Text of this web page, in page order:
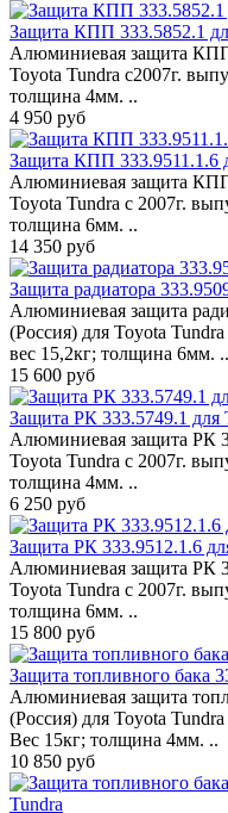
Защита КПП 333.5852.1
Алюминиевая защита
Toyota Tundra с2007г.
толщина 4мм. ..
4 950 руб
Защита КПП 333.9511.1.6
Алюминиевая защита
Toyota Tundra с 2007г.
толщина 6мм. ..
14 350 руб
Защита радиатора
Алюминиевая защита
(Россия) для Toyota
вес 15,2кг; толщина 6мм. ..
15 600 руб
Защита РК 333.5749.1 для
Алюминиевая защита РК
Toyota Tundra с 2007г.
толщина 4мм. ..
6 250 руб
Защита РК 333.9512.1.6
Алюминиевая защита РК
Toyota Tundra с 2007г.
толщина 6мм. ..
15 800 руб
Защита топливного бака
Алюминиевая защита
(Россия) для Toyota
Вес 15кг; толщина 4мм. ..
10 850 руб